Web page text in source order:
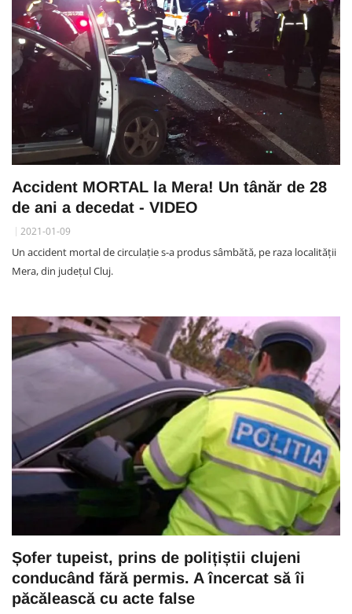
Accident MORTAL la Mera! Un tânăr de 28
de ani a decedat - VIDEO
2021-01-09
Un accident mortal de circulație s-a produs sâmbătă, pe raza localității
Mera, din județul Cluj.
Șofer tupeist, prins de polițiștii clujeni
conducând fără permis. A încercat să îi
păcălească cu acte false